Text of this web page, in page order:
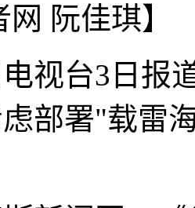
网 阮佳琪】
视台3日报
部署"载雷